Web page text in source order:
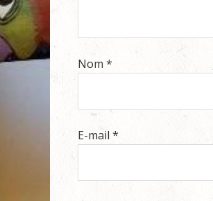
Nom *
E-mail *